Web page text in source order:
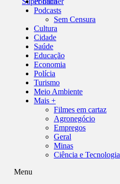
Podcasts
Sem Censura
Cultura
Cidade
Saúde
Educação
Economia
Polícia
Turismo
Meio Ambiente
Mais +
Filmes em cartaz
Agronegócio
Empregos
Geral
Minas
Ciência e Tecnologia
Menu